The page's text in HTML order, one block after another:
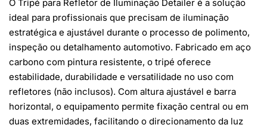
O Tripé para Refletor de Iluminação Detailer é a solução
ideal para profissionais que precisam de iluminação
estratégica e ajustável durante o processo de polimento,
inspeção ou detalhamento automotivo. Fabricado em aço
carbono com pintura resistente, o tripé oferece
estabilidade, durabilidade e versatilidade no uso com
refletores (não inclusos). Com altura ajustável e barra
horizontal, o equipamento permite fixação central ou em
duas extremidades, facilitando o direcionamento da luz